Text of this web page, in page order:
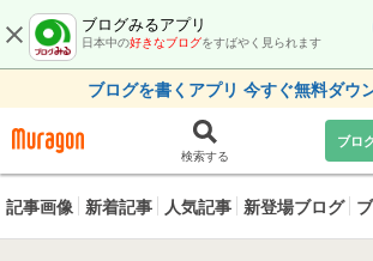
ブログみるアプリ
日本中の好きなブログをすばやく見られます
ブログを書くアプリ 今すぐ無料ダウ
検索する
ブロ
記事画像 新着記事 人気記事 新登場ブログ